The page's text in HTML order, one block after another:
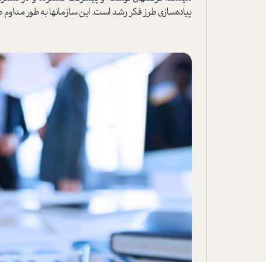
پیاده‌سازی طرز فکر رشد است. این سازمان‎ها به طور مداوم طرز فکر رشد را با سیاست‎های مشخص و قوی، تقویت می‎ کنند.